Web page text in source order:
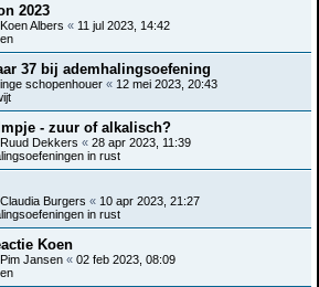
2023
Koen Albers « 11 jul 2023, 14:42
37 bij ademhalingsoefening
inge schopenhouer « 12 mei 2023, 20:43
- zuur of alkalisch?
Ruud Dekkers « 28 apr 2023, 11:39
in rust
Claudia Burgers « 10 apr 2023, 21:27
in rust
Koen
Pim Jansen « 02 feb 2023, 08:09